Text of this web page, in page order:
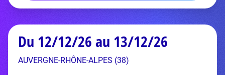
Du 12/12/26 au 13/12/26
AUVERGNE-RHÔNE-ALPES (38)